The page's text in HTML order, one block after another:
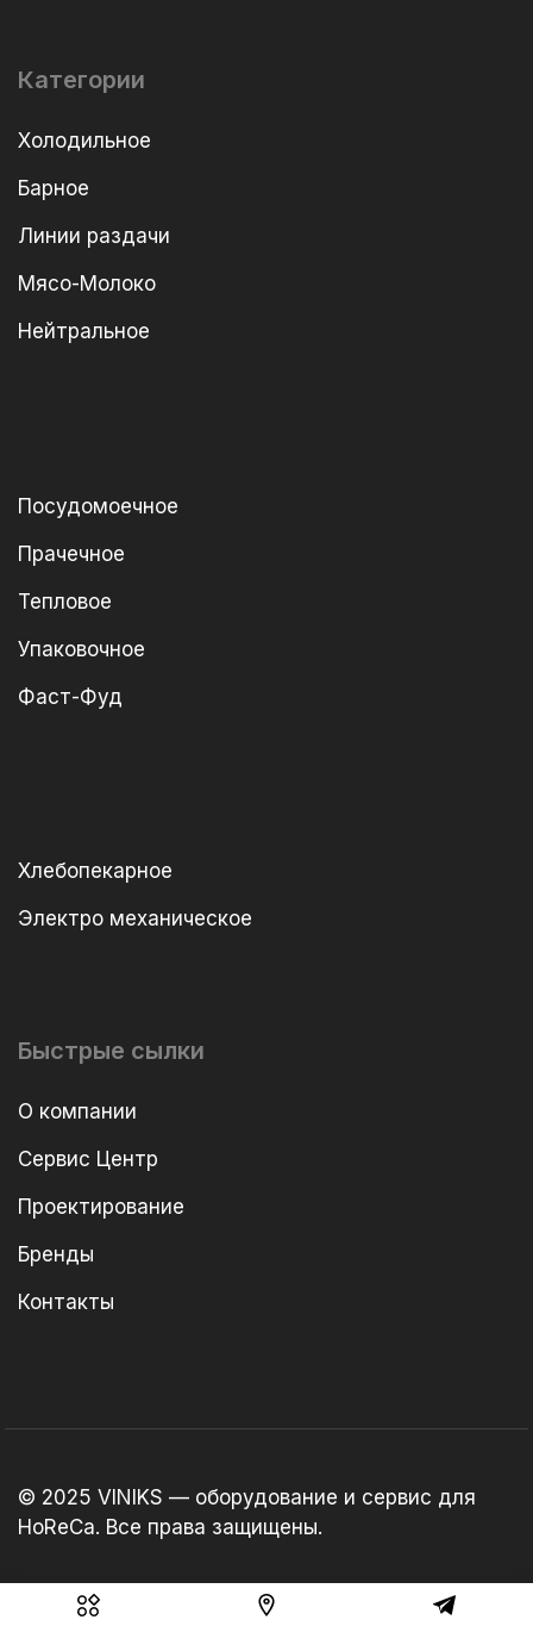
Категории
Холодильное
Барное
Линии раздачи
Мясо-Молоко
Нейтральное
Посудомоечное
Прачечное
Тепловое
Упаковочное
Фаст-Фуд
Хлебопекарное
Электро механическое
Быстрые сылки
О компании
Сервис Центр
Проектирование
Бренды
Контакты
© 2025 VINIKS — оборудование и сервис для
HoReCa. Все права защищены.